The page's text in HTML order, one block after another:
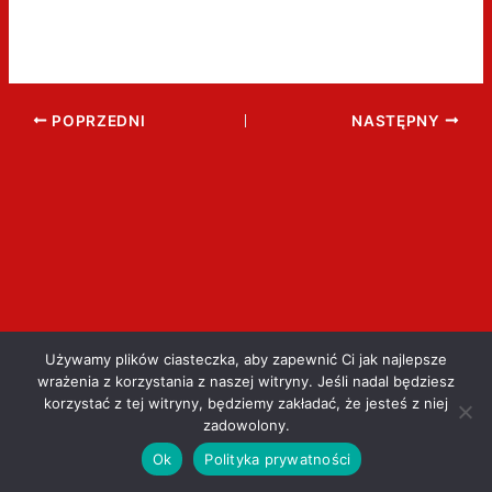
POPRZEDNI NASTĘPNY
Używamy plików ciasteczka, aby zapewnić Ci jak najlepsze
wrażenia z korzystania z naszej witryny. Jeśli nadal będziesz
korzystać z tej witryny, będziemy zakładać, że jesteś z niej
zadowolony.
Ok
Polityka prywatności